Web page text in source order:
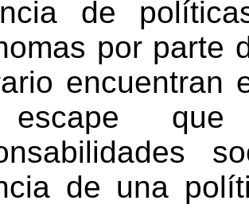
de
por parte
encuentran
de una